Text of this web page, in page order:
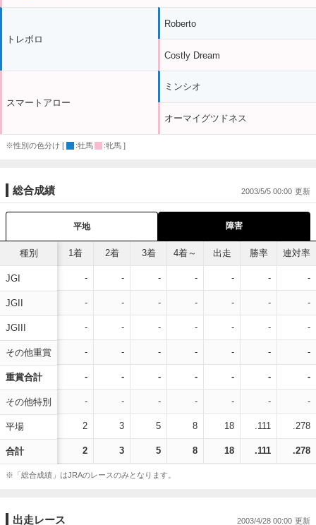
トレボロ
スマートアロー
Roberto
Costly Dream
ミンシオ
オーマイグツドネス
※性別の色分け [ :牡馬 :牝馬 ]
総合成績 2003/5/5 00:00
平地 障害
種別
JGI
JGII
JGIII
その他重賞
重賞合計
その他特別
平場
合計
1着 2着 3着 4着～ 出走 勝率 連対率
- - - - - - -
- - - - - - -
- - - - - - -
- - - - - - -
- - - - - - -
- - - - - - -
2 3 5 8 18 .111 .278
2 3 5 8 18 .111 .278
※「総合成績」はJRAのレースのみとなります。
出走レース 2003/4/28 00:00